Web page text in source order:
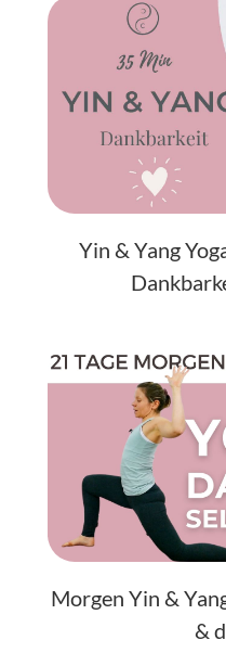
Yin & Yang
Morgen Yin &
&